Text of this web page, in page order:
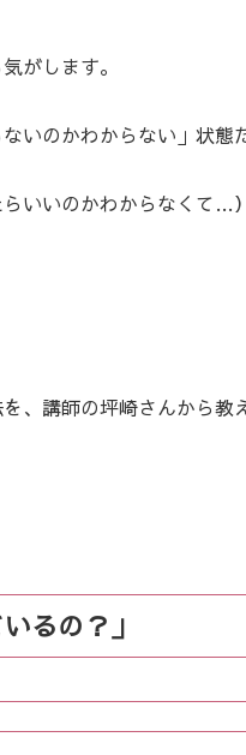
がします。
いのかわからない」状態
いいのかわからなくて…）
、講師の坪崎さんから教
るの？」